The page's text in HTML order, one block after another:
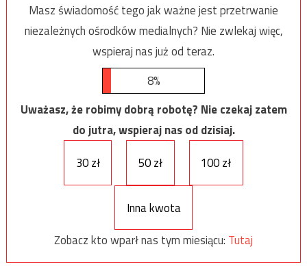
Masz świadomość tego jak ważne jest przetrwanie
niezależnych ośrodków medialnych? Nie zwlekaj więc,
wspieraj nas już od teraz.
8%
Uważasz, że robimy dobrą robotę? Nie czekaj zatem
do jutra, wspieraj nas od dzisiaj.
30 zł
50 zł 100 zł
Inna kwota
Zobacz kto wparł nas tym miesiącu: Tutaj